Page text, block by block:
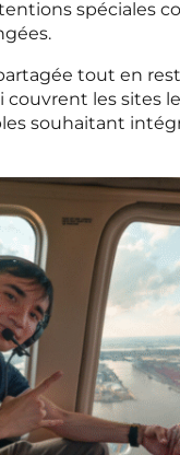
spéciales
tout en
les sites
souhaitant